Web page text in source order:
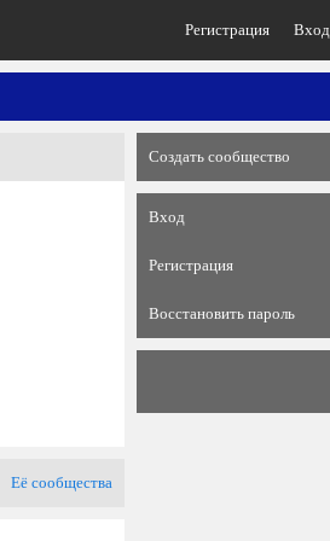
Регистрация Вход
Её сообщества
Создать сообщество
Вход
Регистрация
Восстановить пароль